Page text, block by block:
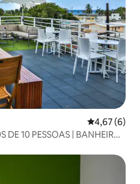
4,67 de uma
4,67 (6)
10 PESSOAS | BANHEIROS